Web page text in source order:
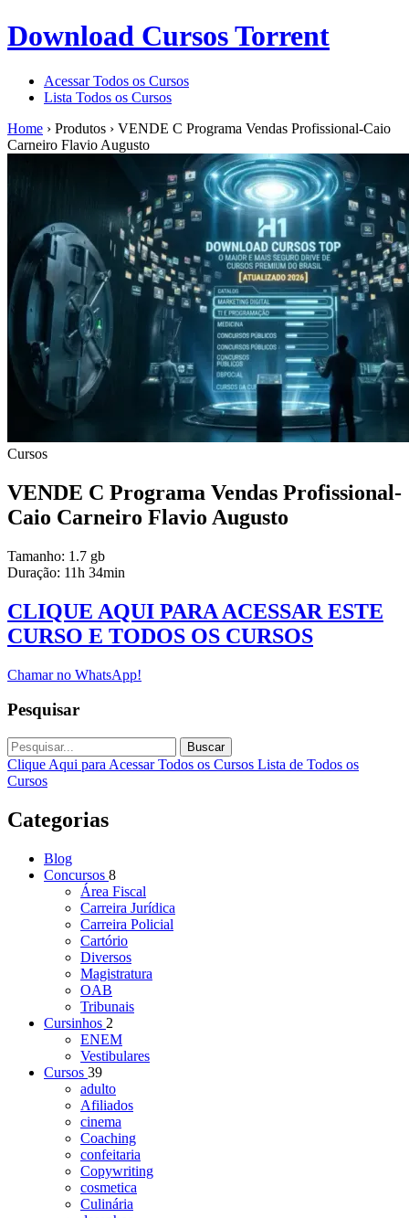
Download Cursos Torrent
Acessar Todos os Cursos
Lista Todos os Cursos
Home › Produtos › VENDE C Programa Vendas Profissional-Caio
Carneiro Flavio Augusto
Cursos
VENDE C Programa Vendas Profissional-
Caio Carneiro Flavio Augusto
Tamanho: 1.7 gb
Duração: 11h 34min
CLIQUE AQUI PARA ACESSAR ESTE
CURSO E TODOS OS CURSOS
Chamar no WhatsApp!
Pesquisar
Buscar
Clique Aqui para Acessar Todos os Cursos Lista de Todos os
Cursos
Categorias
Blog
Concursos 8
Área Fiscal
Carreira Jurídica
Carreira Policial
Cartório
Diversos
Magistratura
OAB
Tribunais
Cursinhos 2
ENEM
Vestibulares
Cursos 39
adulto
Afiliados
cinema
Coaching
confeitaria
Copywriting
cosmetica
Culinária